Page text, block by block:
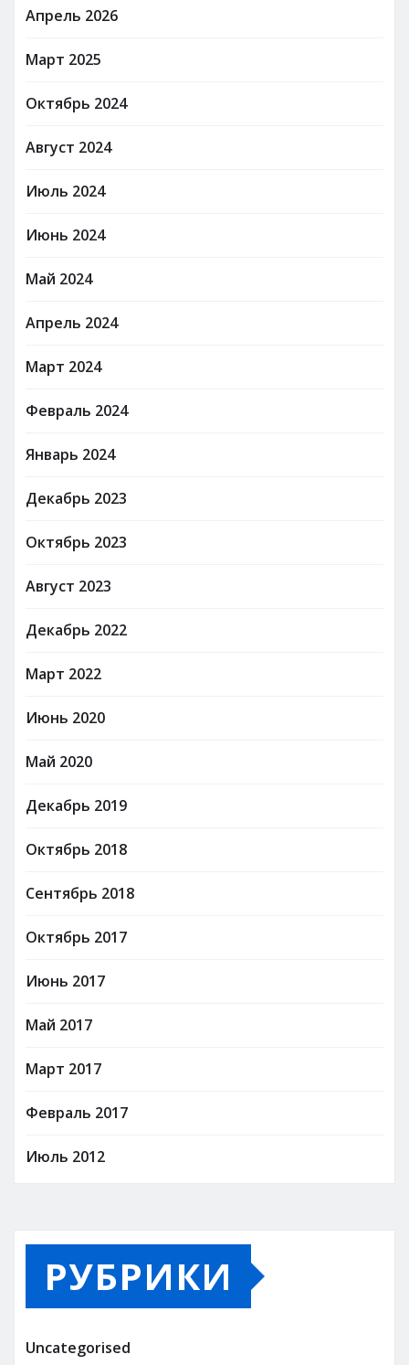
Апрель 2026
Март 2025
Октябрь 2024
Август 2024
Июль 2024
Июнь 2024
Май 2024
Апрель 2024
Март 2024
Февраль 2024
Январь 2024
Декабрь 2023
Октябрь 2023
Август 2023
Декабрь 2022
Март 2022
Июнь 2020
Май 2020
Декабрь 2019
Октябрь 2018
Сентябрь 2018
Октябрь 2017
Июнь 2017
Май 2017
Март 2017
Февраль 2017
Июль 2012
РУБРИКИ
Uncategorised